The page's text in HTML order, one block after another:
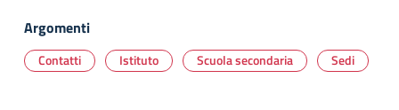
Argomenti
Contatti Istituto Scuola secondaria Sedi